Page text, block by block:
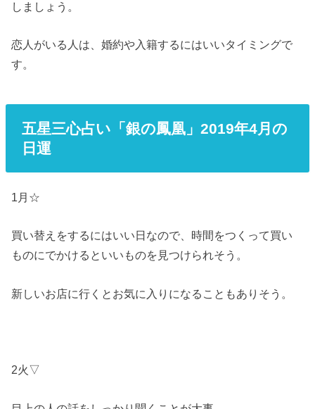
しましょう。
恋人がいる人は、婚約や入籍するにはいいタイミングで
す。
五星三心占い「銀の鳳凰」2019年4月の
日運
1月☆
買い替えをするにはいい日なので、時間をつくって買い
ものにでかけるといいものを見つけられそう。
新しいお店に行くとお気に入りになることもありそう。
2火▽